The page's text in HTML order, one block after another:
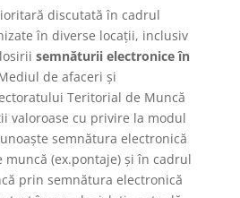
discutată în cadrul
în diverse locații, inclusiv
semnăturii electronice în
de afaceri și
Teritorial de Muncă
valoroase cu privire la modul
semnătura electronică
(ex.pontaje) și în cadrul
prin semnătura electronică